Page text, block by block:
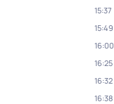
15:37
15:49
16:00
16:25
16:32
16:38